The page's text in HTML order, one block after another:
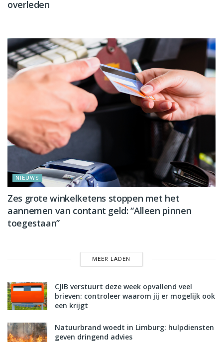
overleden
NIEUWS
Zes grote winkelketens stoppen met het
aannemen van contant geld: “Alleen pinnen
toegestaan”
MEER LADEN
CJIB verstuurt deze week opvallend veel
brieven: controleer waarom jij er mogelijk ook
een krijgt
Natuurbrand woedt in Limburg: hulpdiensten
geven dringend advies